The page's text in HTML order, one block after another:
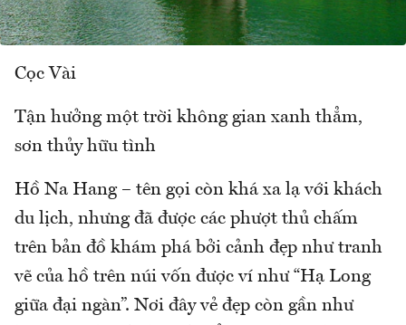
Cọc Vài
Tận hưởng một trời không gian xanh thẳm,
sơn thủy hữu tình
Hồ Na Hang – tên gọi còn khá xa lạ với khách
du lịch, nhưng đã được các phượt thủ chấm
trên bản đồ khám phá bởi cảnh đẹp như tranh
vẽ của hồ trên núi vốn được ví như “Hạ Long
giữa đại ngàn”. Nơi đây vẻ đẹp còn gần như